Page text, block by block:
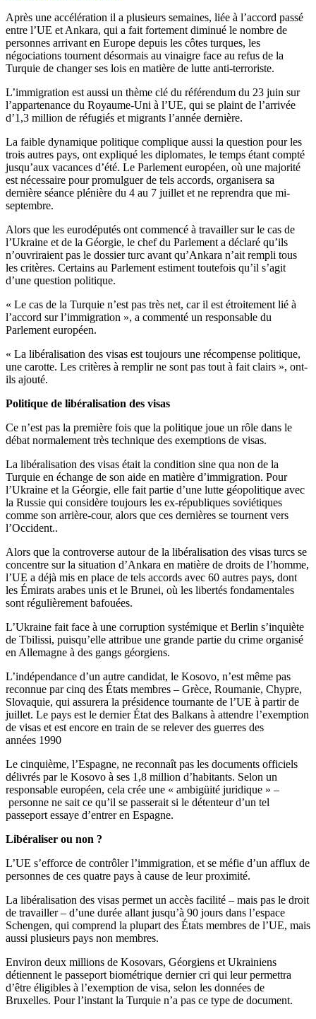
Après une accélération il a plusieurs semaines, liée à l’accord passé
entre l’UE et Ankara, qui a fait fortement diminué le nombre de
personnes arrivant en Europe depuis les côtes turques, les
négociations tournent désormais au vinaigre face au refus de la
Turquie de changer ses lois en matière de lutte anti-terroriste.
L’immigration est aussi un thème clé du référendum du 23 juin sur
l’appartenance du Royaume-Uni à l’UE, qui se plaint de l’arrivée
d’1,3 million de réfugiés et migrants l’année dernière.
La faible dynamique politique complique aussi la question pour les
trois autres pays, ont expliqué les diplomates, le temps étant compté
jusqu’aux vacances d’été. Le Parlement européen, où une majorité
est nécessaire pour promulguer de tels accords, organisera sa
dernière séance plénière du 4 au 7 juillet et ne reprendra que mi-
septembre.
Alors que les eurodéputés ont commencé à travailler sur le cas de
l’Ukraine et de la Géorgie, le chef du Parlement a déclaré qu’ils
n’ouvriraient pas le dossier turc avant qu’Ankara n’ait rempli tous
les critères. Certains au Parlement estiment toutefois qu’il s’agit
d’une question politique.
« Le cas de la Turquie n’est pas très net, car il est étroitement lié à
l’accord sur l’immigration », a commenté un responsable du
Parlement européen.
« La libéralisation des visas est toujours une récompense politique,
une carotte. Les critères à remplir ne sont pas tout à fait clairs », ont-
ils ajouté.
Politique de libéralisation des visas
Ce n’est pas la première fois que la politique joue un rôle dans le
débat normalement très technique des exemptions de visas.
La libéralisation des visas était la condition sine qua non de la
Turquie en échange de son aide en matière d’immigration. Pour
l’Ukraine et la Géorgie, elle fait partie d’une lutte géopolitique avec
la Russie qui considère toujours les ex-républiques soviétiques
comme son arrière-cour, alors que ces dernières se tournent vers
l’Occident..
Alors que la controverse autour de la libéralisation des visas turcs se
concentre sur la situation d’Ankara en matière de droits de l’homme,
l’UE a déjà mis en place de tels accords avec 60 autres pays, dont
les Émirats arabes unis et le Brunei, où les libertés fondamentales
sont régulièrement bafouées.
L’Ukraine fait face à une corruption systémique et Berlin s’inquiète
de Tbilissi, puisqu’elle attribue une grande partie du crime organisé
en Allemagne à des gangs géorgiens.
L’indépendance d’un autre candidat, le Kosovo, n’est même pas
reconnue par cinq des États membres – Grèce, Roumanie, Chypre,
Slovaquie, qui assurera la présidence tournante de l’UE à partir de
juillet. Le pays est le dernier État des Balkans à attendre l’exemption
de visas et est encore en train de se relever des guerres des
années 1990
Le cinquième, l’Espagne, ne reconnaît pas les documents officiels
délivrés par le Kosovo à ses 1,8 million d’habitants. Selon un
responsable européen, cela crée une « ambigüité juridique » –
personne ne sait ce qu’il se passerait si le détenteur d’un tel
passeport essaye d’entrer en Espagne.
Libéraliser ou non ?
L’UE s’efforce de contrôler l’immigration, et se méfie d’un afflux de
personnes de ces quatre pays à cause de leur proximité.
La libéralisation des visas permet un accès facilité – mais pas le droit
de travailler – d’une durée allant jusqu’à 90 jours dans l’espace
Schengen, qui comprend la plupart des États membres de l’UE, mais
aussi plusieurs pays non membres.
Environ deux millions de Kosovars, Géorgiens et Ukrainiens
détiennent le passeport biométrique dernier cri qui leur permettra
d’être éligibles à l’exemption de visa, selon les données de
Bruxelles. Pour l’instant la Turquie n’a pas ce type de document.